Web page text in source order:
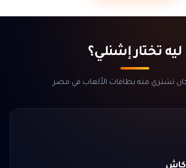
ليه تختار إشنلي؟
تشتري منه بطاقات الألعاب في مصر
كاش